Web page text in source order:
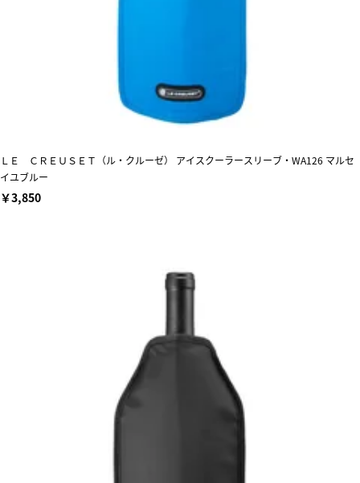
ＬＥ ＣＲＥＵＳＥＴ（ル・クルーゼ） アイスクーラースリーブ・WA126 マルセ
イユブルー
￥3,850